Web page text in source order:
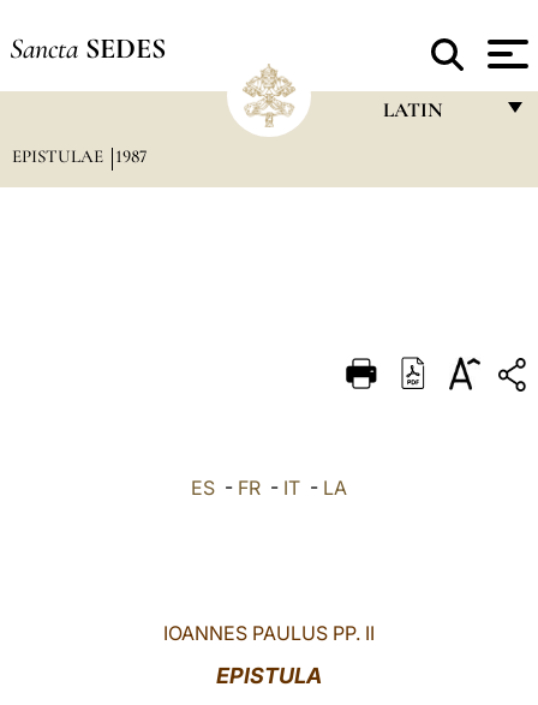
Sancta SEDES
LATIN
DEUTSCH
EPISTULAE 1987
ES - FR - IT - LA
IOANNES PAULUS PP. II
EPISTULA